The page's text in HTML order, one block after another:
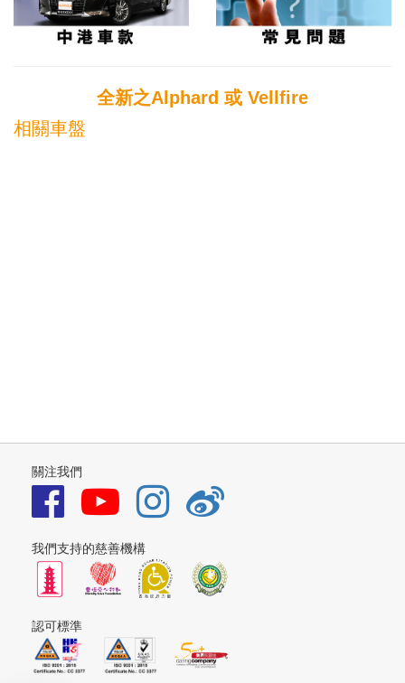
全新之Alphard 或 Vellfire
相關車盤
關注我們
我們支持的慈善機構
認可標準